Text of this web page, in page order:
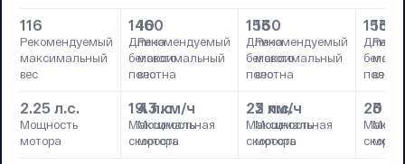
116
Рекомендуемый
максимальный
вес
140
Длина
бегового
полотна
2.25 л.с.
Мощность
мотора
19.3 км/ч
Максимальная
скорость
160
Рекомендуемый
максимальный
вес
153
Длина
бегового
полотна
4 л.с.
Мощность
мотора
22 км/ч
Максимальная
скорость
160
Рекомендуемый
максимальный
вес
153
Длина
3 л.с.
Мощность
мотора
20
160
вес
3